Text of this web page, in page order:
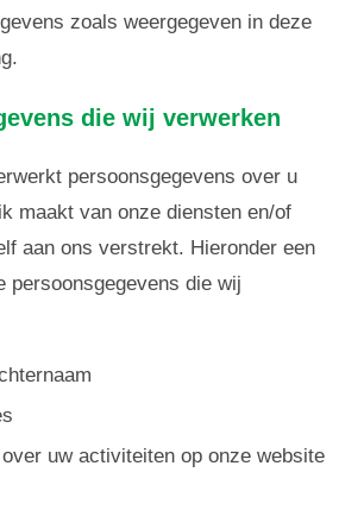
zoals weergegeven in deze
die wij verwerken
persoonsgegevens over u
maakt van onze diensten en/of
aan ons verstrekt. Hieronder een
persoonsgegevens die wij
uw activiteiten op onze website